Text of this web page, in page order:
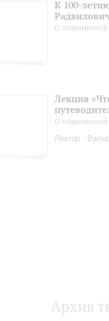
К 100-
О
Лекция
О
Лектор -
Архив